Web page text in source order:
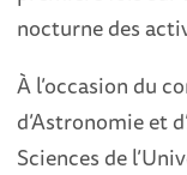
nocturne des
À l’occasion du
d’Astronomie et
Sciences de